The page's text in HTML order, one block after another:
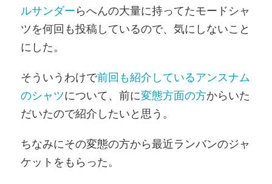
ルサンダーらへんの大量に持ってたモードシャ
ツを何回も投稿しているので、気にしないこと
にした。
そういうわけで前回も紹介しているアンスナム
のシャツについて、前に変態方面の方からいた
だいたので紹介したいと思う。
ちなみにその変態の方から最近ランバンのジャ
ケットをもらった。